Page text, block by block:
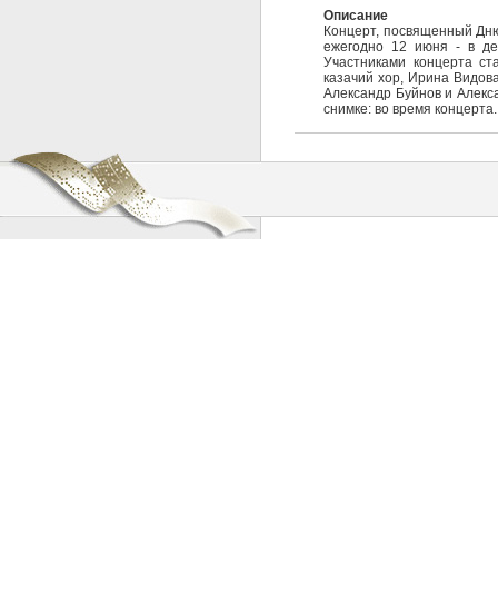
Описание
Концерт, посвященный
ежегодно 12 июня - в
Участниками концерта
казачий хор, Ирина
Александр Буйнов и
снимке: во время